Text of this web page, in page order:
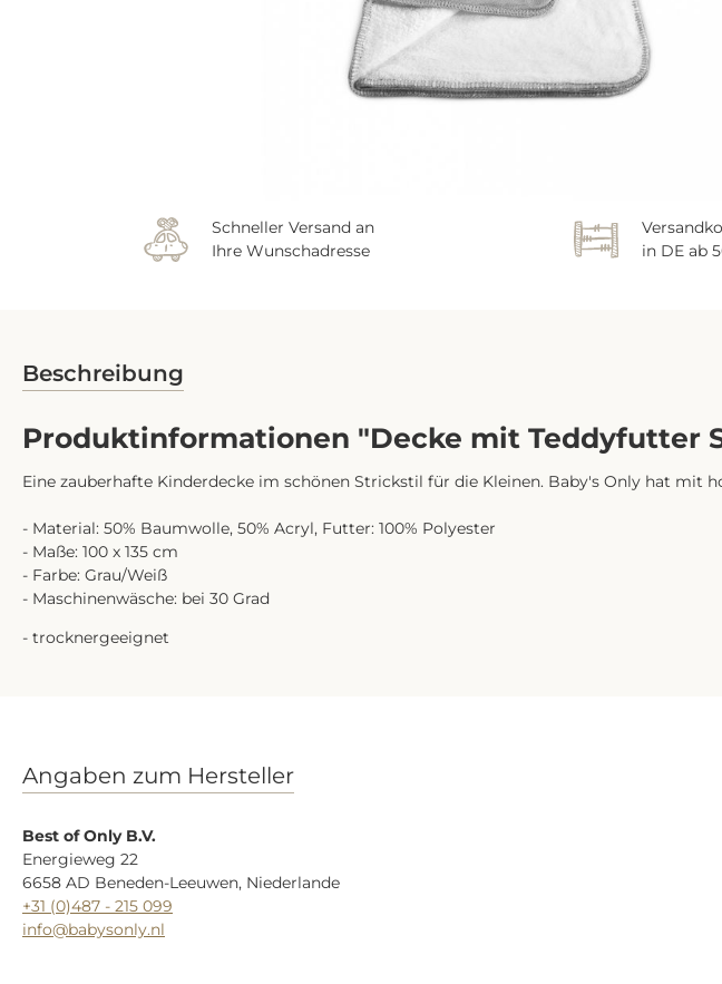
Schneller Versand an
Ihre Wunschadresse
in DE ab
Beschreibung
Produktinformationen "Decke mit Teddyfutter
Eine zauberhafte Kinderdecke im schönen Strickstil für die Kleinen. Baby's Only hat
- Material: 50% Baumwolle, 50% Acryl, Futter: 100% Polyester
- Maße: 100 x 135 cm
- Farbe: Grau/Weiß
- Maschinenwäsche: bei 30 Grad
- trocknergeeignet
Angaben zum Hersteller
Best of Only B.V.
Energieweg 22
6658 AD Beneden-Leeuwen, Niederlande
+31 (0)487 - 215 099
info@babysonly.nl